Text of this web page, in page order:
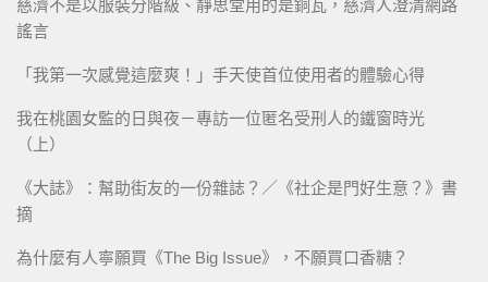
慈濟不是以服裝分階級、靜思堂用的是銅瓦，慈濟人澄清網路
謠言
「我第一次感覺這麼爽！」手天使首位使用者的體驗心得
我在桃園女監的日與夜－專訪一位匿名受刑人的鐵窗時光
（上）
《大誌》：幫助街友的一份雜誌？／《社企是門好生意？》書
摘
為什麼有人寧願買《The Big Issue》，不願買口香糖？